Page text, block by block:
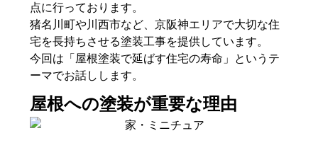
点に行っております。
猪名川町や川西市など、京阪神エリアで大切な住
宅を長持ちさせる塗装工事を提供しています。
今回は「屋根塗装で延ばす住宅の寿命」というテ
ーマでお話しします。
屋根への塗装が重要な理由